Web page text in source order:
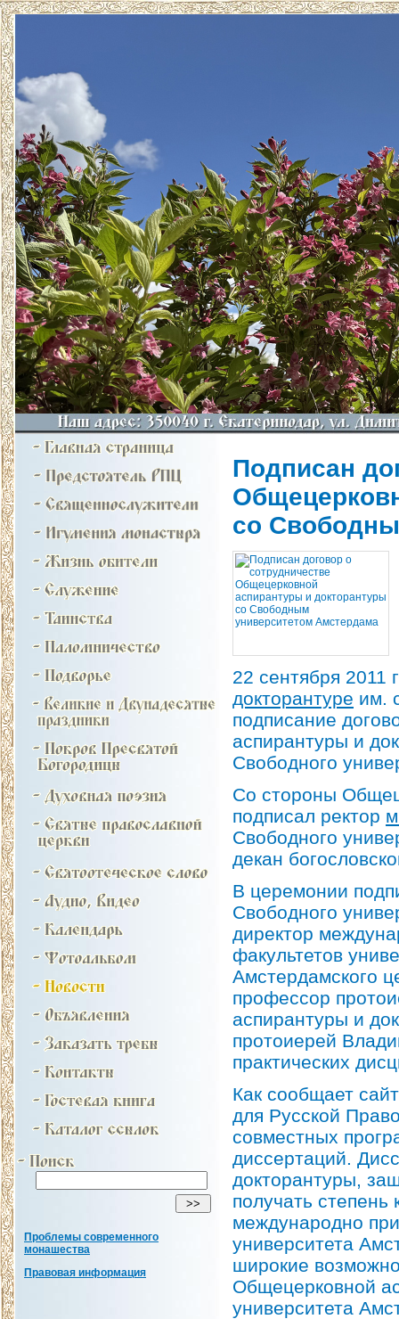
Проблемы современного
монашества
Правовая информация
Подписан
со
22 сентября 2011
докторантуре им.
подписание
аспирантуры и
Свободного
Со стороны
подписал ректор
Свободного
декан
В церемонии
Свободного
директор
факультетов
Амстердамского
профессор
аспирантуры и
протоиерей
практических
Как сообщает
для Русской
совместных
диссертаций.
докторантуры,
получать
международно
университета
широкие
Общецерковной
университета